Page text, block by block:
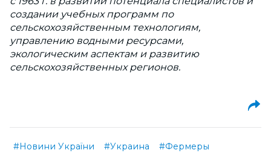
создании учебных программ по
сельскохозяйственным технологиям,
управлению водными ресурсами,
экологическим аспектам и развитию
сельскохозяйственных регионов.
#Новини України #Украина
#Фермеры